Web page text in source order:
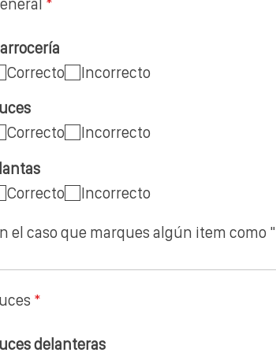
*
Correcto
Incorrecto
Correcto
Incorrecto
Correcto
Incorrecto
el caso que marques algún item
*
delanteras